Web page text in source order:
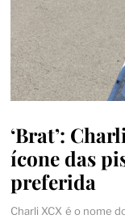
‘Brat’:
ícone das
preferida
Charli XCX é o nome